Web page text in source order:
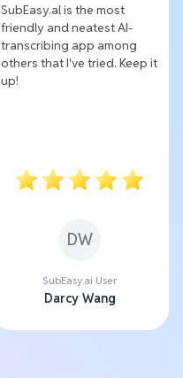
SubEasy.al is the most
friendly and neatest AI-
transcribing app among
others that I've tried. Keep it
up!
DW
SubEasy.ai User
Darcy Wang